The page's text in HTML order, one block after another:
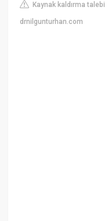
Kaynak kaldırma talebi
drnilgunturhan.com